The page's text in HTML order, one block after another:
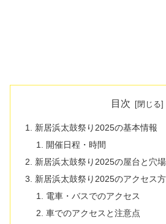
目次
新居浜太鼓祭り2025の基本情報
開催日程・時間
新居浜太鼓祭り2025の屋台と穴
新居浜太鼓祭り2025のアクセス
電車・バスでのアクセス
車でのアクセスと注意点